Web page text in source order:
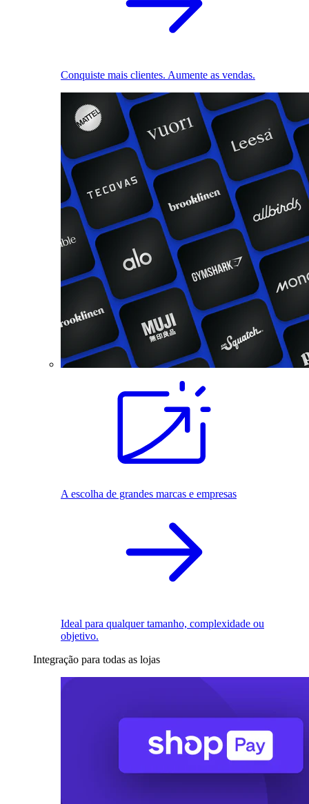
Conquiste mais clientes. Aumente as vendas.
A escolha de grandes marcas e empresas
Ideal para qualquer tamanho, complexidade ou
objetivo.
Integração para todas as lojas